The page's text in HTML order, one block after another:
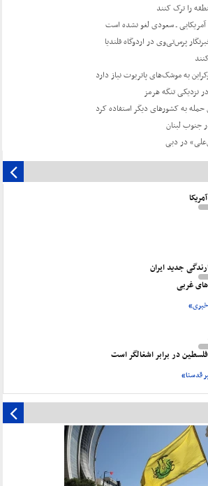
را ترک کنند
ـ سعودی لغو نشده است
پرس‌تی‌وی در اردوگاه قلندیا
به موشک‌های پاتریوت نیاز دارد
نزدیکی تنگه هرمز
حمله به کشورهای دیگر استفاده کرد
در دبی
جدید ایران
غربی
در برابر اشغالگر است
قدسنا»